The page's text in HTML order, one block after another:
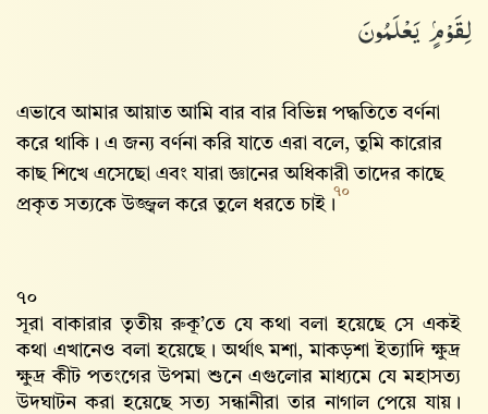
لِقَوْمٍۢ يَعْلَمُونَ
এভাবে আমার আয়াত আমি বার বার বিভিন্ন পদ্ধতিতে বর্ণনা
করে থাকি। এ জন্য বর্ণনা করি যাতে এরা বলে, তুমি কারোর
কাছ শিখে এসেছো এবং যারা জ্ঞানের অধিকারী তাদের কাছে
প্রকৃত সত্যকে উজ্জ্বল করে তুলে ধরতে চাই।
৭০
৭০
সূরা বাকারার তৃতীয় রুকূ’তে যে কথা বলা হয়েছে সে একই
কথা এখানেও বলা হয়েছে। অর্থাৎ মশা, মাকড়শা ইত্যাদি ক্ষুদ্র
ক্ষুদ্র কীট পতংগের উপমা শুনে এগুলোর মাধ্যমে যে মহাসত্য
উদঘাটন করা হয়েছে সত্য সন্ধানীরা তার নাগাল পেয়ে যায়।